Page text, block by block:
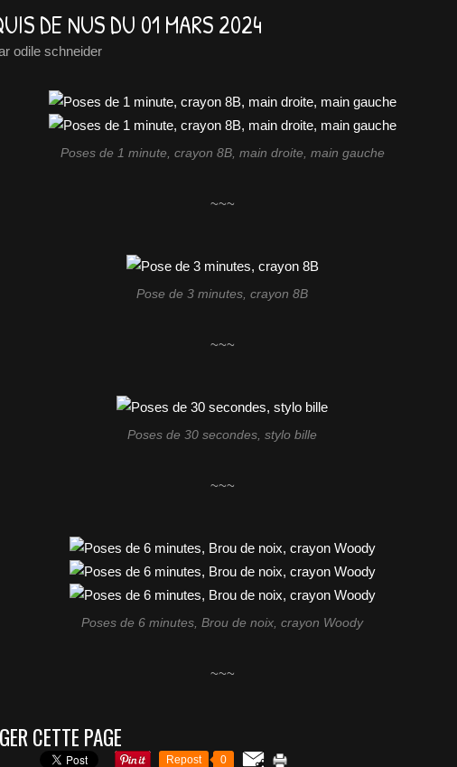
DE NUS DU 01 MARS 2024
odile schneider
Poses de 1 minute, crayon 8B, main droite, main gauche
~~~
Pose de 3 minutes, crayon 8B
~~~
Poses de 30 secondes, stylo bille
~~~
Poses de 6 minutes, Brou de noix, crayon Woody
~~~
CETTE PAGE
Repost 0